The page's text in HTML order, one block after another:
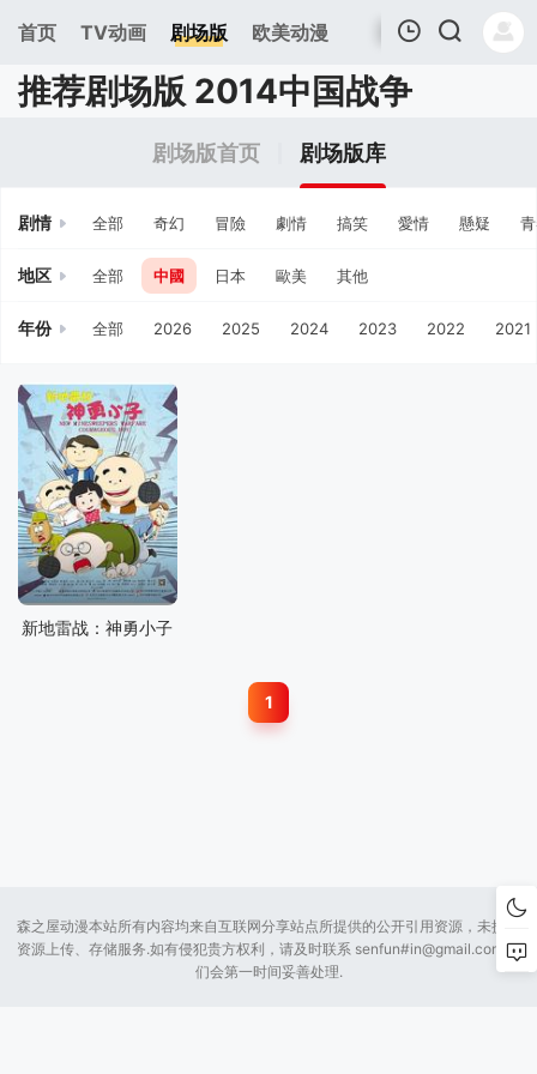
首页 TV动画 剧场版 欧美动漫
我的观影记录
推荐剧场版 2014中国战争
剧场版首页 剧场版库
剧情 全部 奇幻 冒險 劇情 搞笑 愛情 懸疑
地区 全部 中國 日本 歐美 其他
年份 全部 2026 2025 2024 2023 2022 2021
新地雷战：神勇小子
1
森之屋动漫本站所有内容均来自互联网分享站点所提供的公开引用资源，未提供
资源上传、存储服务.如有侵犯贵方权利，请及时联系 senfun#in@gmail.com 我
们会第一时间妥善处理.